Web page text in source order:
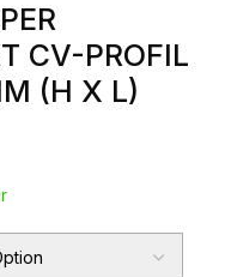
CV-PROFIL
(H X L)